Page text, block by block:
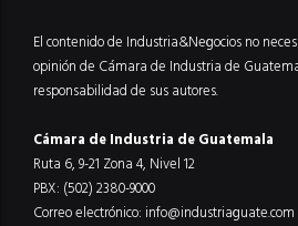
El contenido de Industria&Negocios no
opinión de Cámara de Industria de
responsabilidad de sus autores.
Cámara de Industria de Guatemala
Ruta 6, 9-21 Zona 4, Nivel 12
PBX: (502) 2380-9000
Correo electrónico: info@industriaguate.com